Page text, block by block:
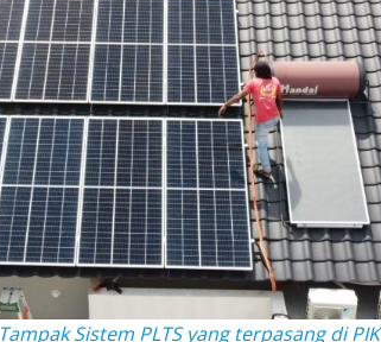
Tampak Sistem PLTS yang terpasang di PIK